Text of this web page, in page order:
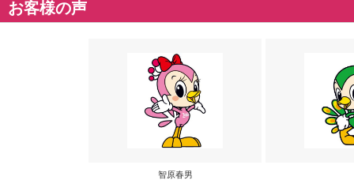
お客様の声
智原春男